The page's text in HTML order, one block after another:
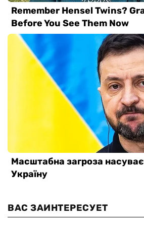
ВАС ЗАИНТЕРЕСУЕТ